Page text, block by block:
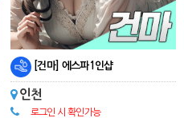
[건마] 에스파1인샵
인천
로그인 시 확인가능